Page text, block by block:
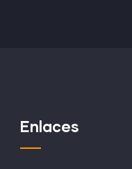
Enlaces